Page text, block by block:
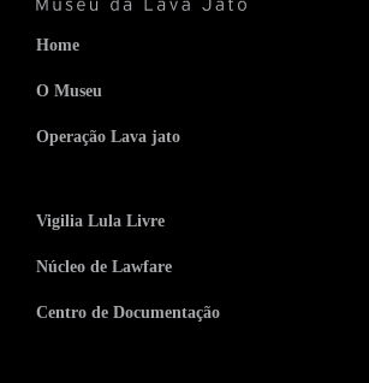
Home
O Museu
Operação Lava jato
Vigilia Lula Livre
Núcleo de Lawfare
Centro de Documentação